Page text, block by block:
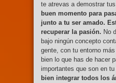
te atrevas a demostrar
buen momento para
junto a tu ser amado.
recuperar la pasión. No
bajo ningún concepto
gente, con tu entorno
bien lo que has de hacer
importantes que son en tu
bien integrar todos los